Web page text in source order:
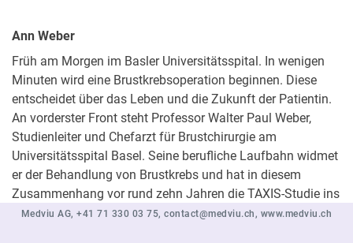
Ann Weber
Früh am Morgen im Basler Universitätsspital. In wenigen
Minuten wird eine Brustkrebsoperation beginnen. Diese
entscheidet über das Leben und die Zukunft der Patientin.
An vorderster Front steht Professor Walter Paul Weber,
Studienleiter und Chefarzt für Brustchirurgie am
Universitätsspital Basel. Seine berufliche Laufbahn widmet
er der Behandlung von Brustkrebs und hat in diesem
Zusammenhang vor rund zehn Jahren die TAXIS-Studie ins
Leben gerufen.
Medviu AG,+41 71 330 03 75,contact@medviu.ch, www.medviu.ch